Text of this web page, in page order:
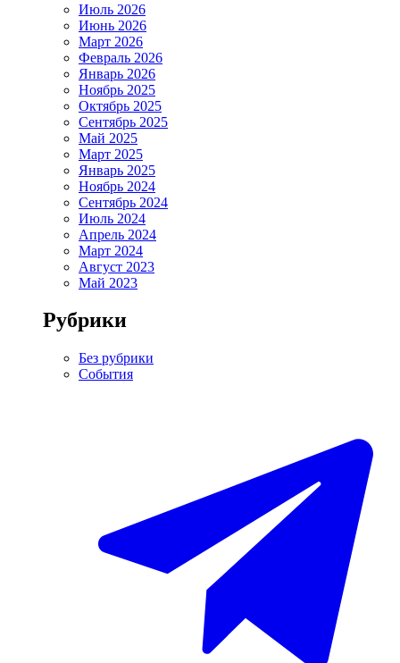
Июль 2026
Июнь 2026
Март 2026
Февраль 2026
Январь 2026
Ноябрь 2025
Октябрь 2025
Сентябрь 2025
Май 2025
Март 2025
Январь 2025
Ноябрь 2024
Сентябрь 2024
Июль 2024
Апрель 2024
Март 2024
Август 2023
Май 2023
Рубрики
Без рубрики
События